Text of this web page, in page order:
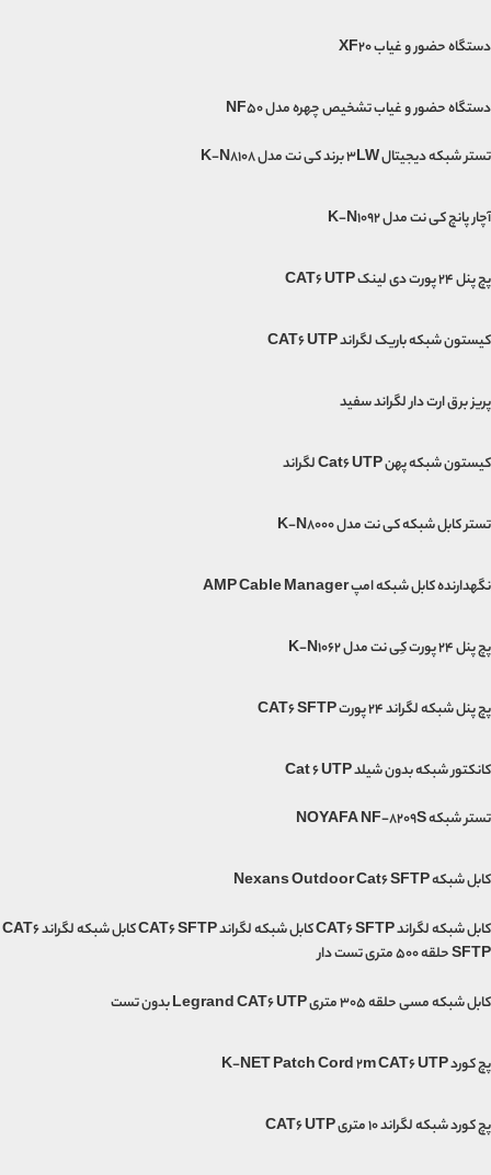
دستگاه حضور و غیاب XF20
دستگاه حضور و غیاب تشخیص چهره مدل NF50
تستر شبکه دیجیتال 3LW برند کی نت مدل K-N8108
آچار پانچ کی نت مدل K-N1092
پچ پنل 24 پورت دی لینک CAT6 UTP
کیستون شبکه باریک لگراند CAT6 UTP
پریز برق ارت دار لگراند سفید
کیستون شبکه پهن Cat6 UTP لگراند
تستر کابل شبکه کی نت مدل K-N8000
نگهدارنده کابل شبکه امپ AMP Cable Manager
پچ پنل 24 پورت کِی نت مدل K-N1062
پچ پنل شبکه لگراند 24 پورت CAT6 SFTP
کانکتور شبکه بدون شیلد Cat 6 UTP
تستر شبکه NOYAFA NF-8209S
کابل شبکه Nexans Outdoor Cat6 SFTP
کابل شبکه لگراند CAT6 SFTP کابل شبکه لگراند CAT6 SFTP کابل شبکه لگراند CAT6
SFTP حلقه 500 متری تست دار
کابل شبکه مسی حلقه 305 متری Legrand CAT6 UTP بدون تست
پچ کورد K-NET Patch Cord 2m CAT6 UTP
پچ کورد شبکه لگراند 10 متری CAT6 UTP